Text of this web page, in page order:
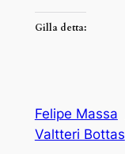
Gilla detta:
Felipe Massa
Valtteri Bottas